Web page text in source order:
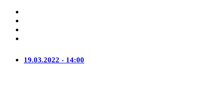
19.03.2022 - 14:00